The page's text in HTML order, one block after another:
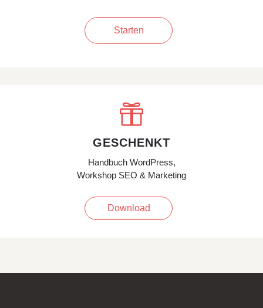
Starten

GESCHENKT
Handbuch WordPress,
Workshop SEO & Marketing
Download